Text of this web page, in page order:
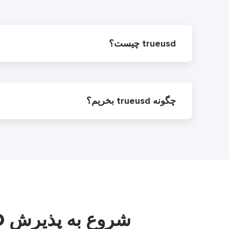
trueusd چیست؟
چگونه trueusd بخریم؟
شروع به پذیرش TrueUSD کنید